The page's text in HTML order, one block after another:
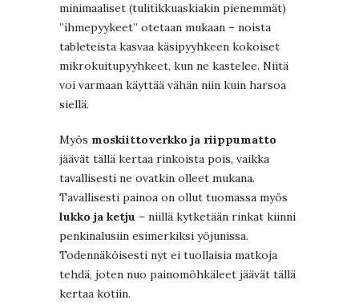
minimaaliset (tulitikkuaskiakin pienemmät)
”ihmepyykeet” otetaan mukaan – noista
tableteista kasvaa käsipyyhkeen kokoiset
mikrokuitupyyhkeet, kun ne kastelee. Niitä
voi varmaan käyttää vähän niin kuin harsoa
siellä.
Myös moskiittoverkko ja riippumatto
jäävät tällä kertaa rinkoista pois, vaikka
tavallisesti ne ovatkin olleet mukana.
Tavallisesti painoa on ollut tuomassa myös
lukko ja ketju – niillä kytketään rinkat kiinni
penkinalusiin esimerkiksi yöjunissa.
Todennäköisesti nyt ei tuollaisia matkoja
tehdä, joten nuo painomöhkäleet jäävät tällä
kertaa kotiin.